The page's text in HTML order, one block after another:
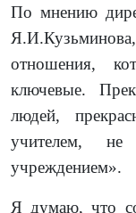
По мнению
отношения,
ключевые.
людей,
учителем,
учреждением».
Я думаю, что